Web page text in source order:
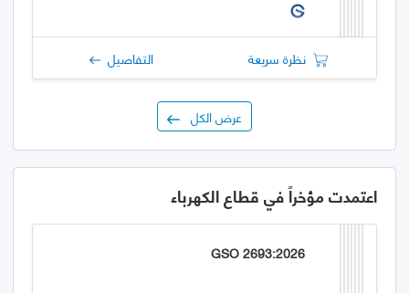
نظرة سريعة التفاصيل
عرض الكل
اعتمدت مؤخراً في قطاع الكهرباء
GSO 2693:2026